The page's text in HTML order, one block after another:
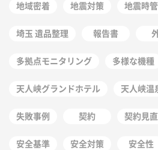
地域密着 地震対策 地震時
埼玉 遺品整理 報告書
多拠点モニタリング 多様な機種
天人峡グランドホテル 天人峡温
失敗事例 契約 契約見
安全基準 安全対策 安全性